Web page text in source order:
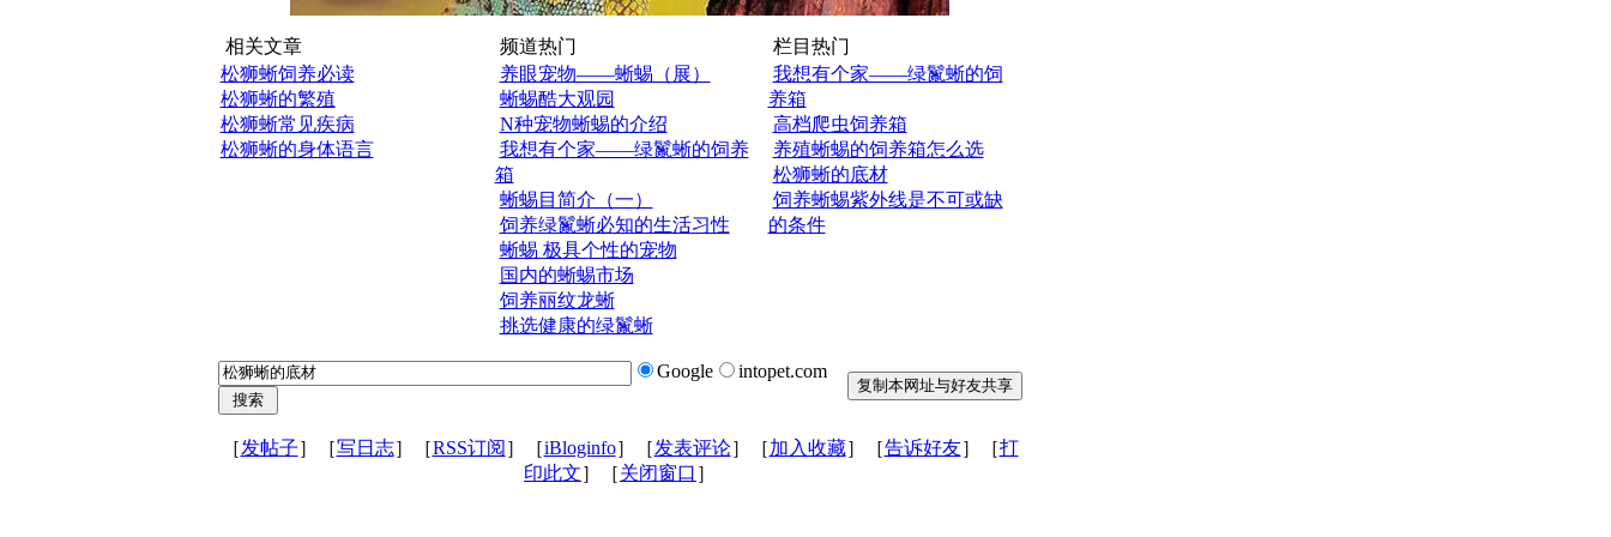
相关文章
松狮蜥饲养必读
松狮蜥的繁殖
松狮蜥常见疾病
松狮蜥的身体语言
频道热门
养眼宠物——蜥蜴（展）
蜥蜴酷大观园
N种宠物蜥蜴的介绍
我想有个家——绿鬣蜥的饲养
箱
蜥蜴目简介（一）
饲养绿鬣蜥必知的生活习性
蜥蜴 极具个性的宠物
国内的蜥蜴市场
饲养丽纹龙蜥
挑选健康的绿鬣蜥
栏目热门
我想有个家——绿鬣蜥的饲
养箱
高档爬虫饲养箱
养殖蜥蜴的饲养箱怎么选
松狮蜥的底材
饲养蜥蜴紫外线是不可或缺
的条件
Google intopet.com
［发帖子］［写日志］［RSS订阅 ］［iBloginfo］［发表评论］［加入收藏］［告诉好友］［打
印此文］［关闭窗口 ］